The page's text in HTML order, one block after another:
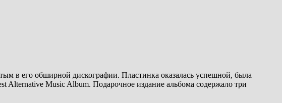
в его обширной дискографии. Пластинка оказалась успешной, была
Alternative Music Album. Подарочное издание альбома содержало три